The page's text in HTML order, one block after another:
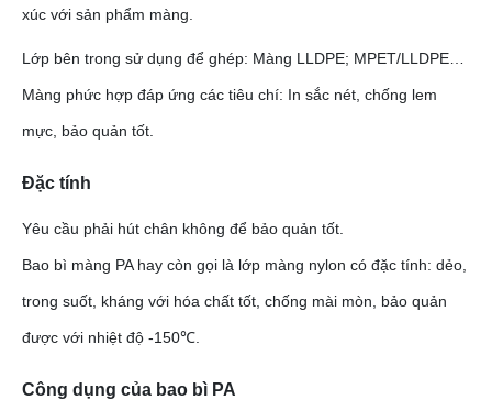
xúc với sản phẩm màng.
Lớp bên trong sử dụng để ghép: Màng LLDPE; MPET/LLDPE…
Màng phức hợp đáp ứng các tiêu chí: In sắc nét, chống lem
mực, bảo quản tốt.
Đặc tính
Yêu cầu phải hút chân không để bảo quản tốt.
Bao bì màng PA hay còn gọi là lớp màng nylon có đặc tính: dẻo,
trong suốt, kháng với hóa chất tốt, chống mài mòn, bảo quản
được với nhiệt độ -150℃.
Công dụng của bao bì PA